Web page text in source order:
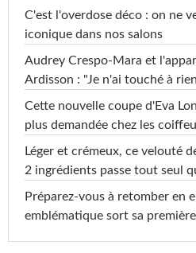
C'est l'overdose déco : on ne
iconique dans nos salons
Audrey Crespo-Mara et
Ardisson : "Je n'ai touché à
Cette nouvelle coupe d'Eva
plus demandée chez les
Léger et crémeux, ce velouté
2 ingrédients passe tout seul
Préparez-vous à retomber en
emblématique sort sa